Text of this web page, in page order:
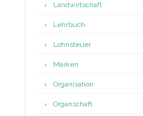
Landwirtschaft
Lehrbuch
Lohnsteuer
Marken
Organisation
Organschaft